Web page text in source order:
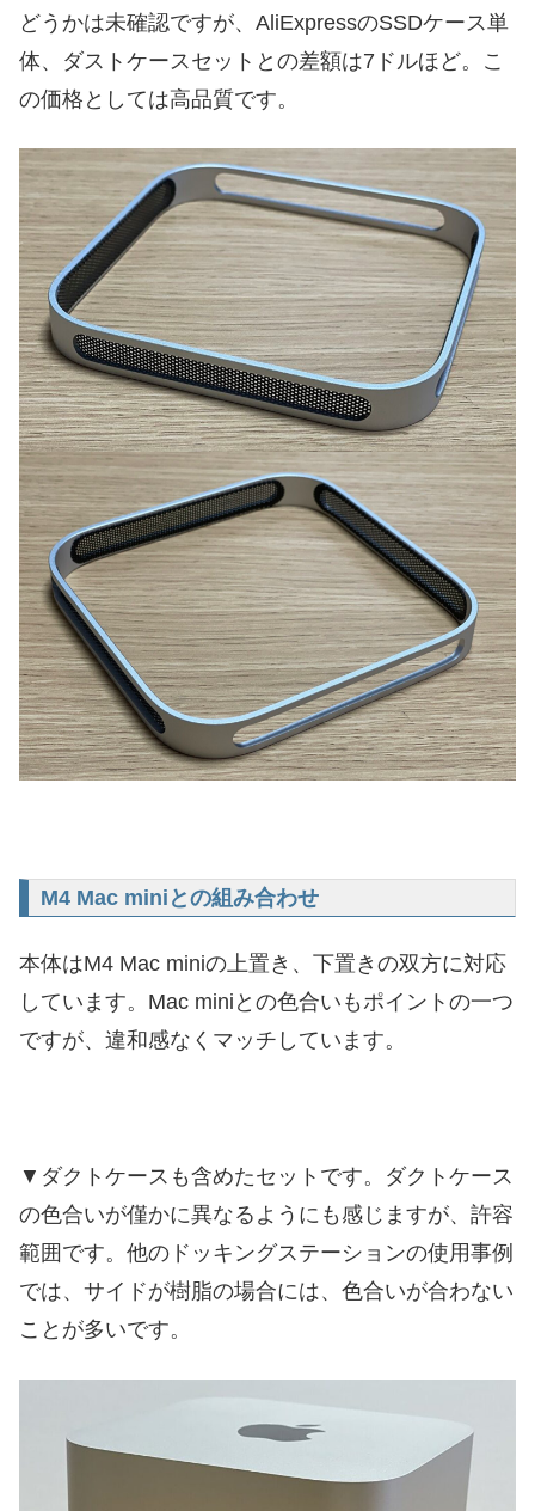
どうかは未確認ですが、AliExpressのSSDケース単
体、ダストケースセットとの差額は7ドルほど。こ
の価格としては高品質です。
M4 Mac miniとの組み合わせ
本体はM4 Mac miniの上置き、下置きの双方に対応
しています。Mac miniとの色合いもポイントの一つ
ですが、違和感なくマッチしています。
▼ダクトケースも含めたセットです。ダクトケース
の色合いが僅かに異なるようにも感じますが、許容
範囲です。他のドッキングステーションの使用事例
では、サイドが樹脂の場合には、色合いが合わない
ことが多いです。